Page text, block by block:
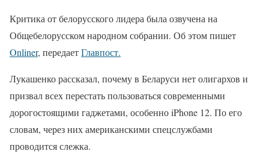
Критика от белорусского лидера была озвучена на
Общебелорусском народном собрании. Об этом пишет
Onliner, передаетГлавпост.
Лукашенко рассказал, почему в Беларуси нет олигархов и
призвал всех перестать пользоваться современными
дорогостоящими гаджетами, особенно iPhone 12. По его
словам, через них американскими спецслужбами
проводится слежка.